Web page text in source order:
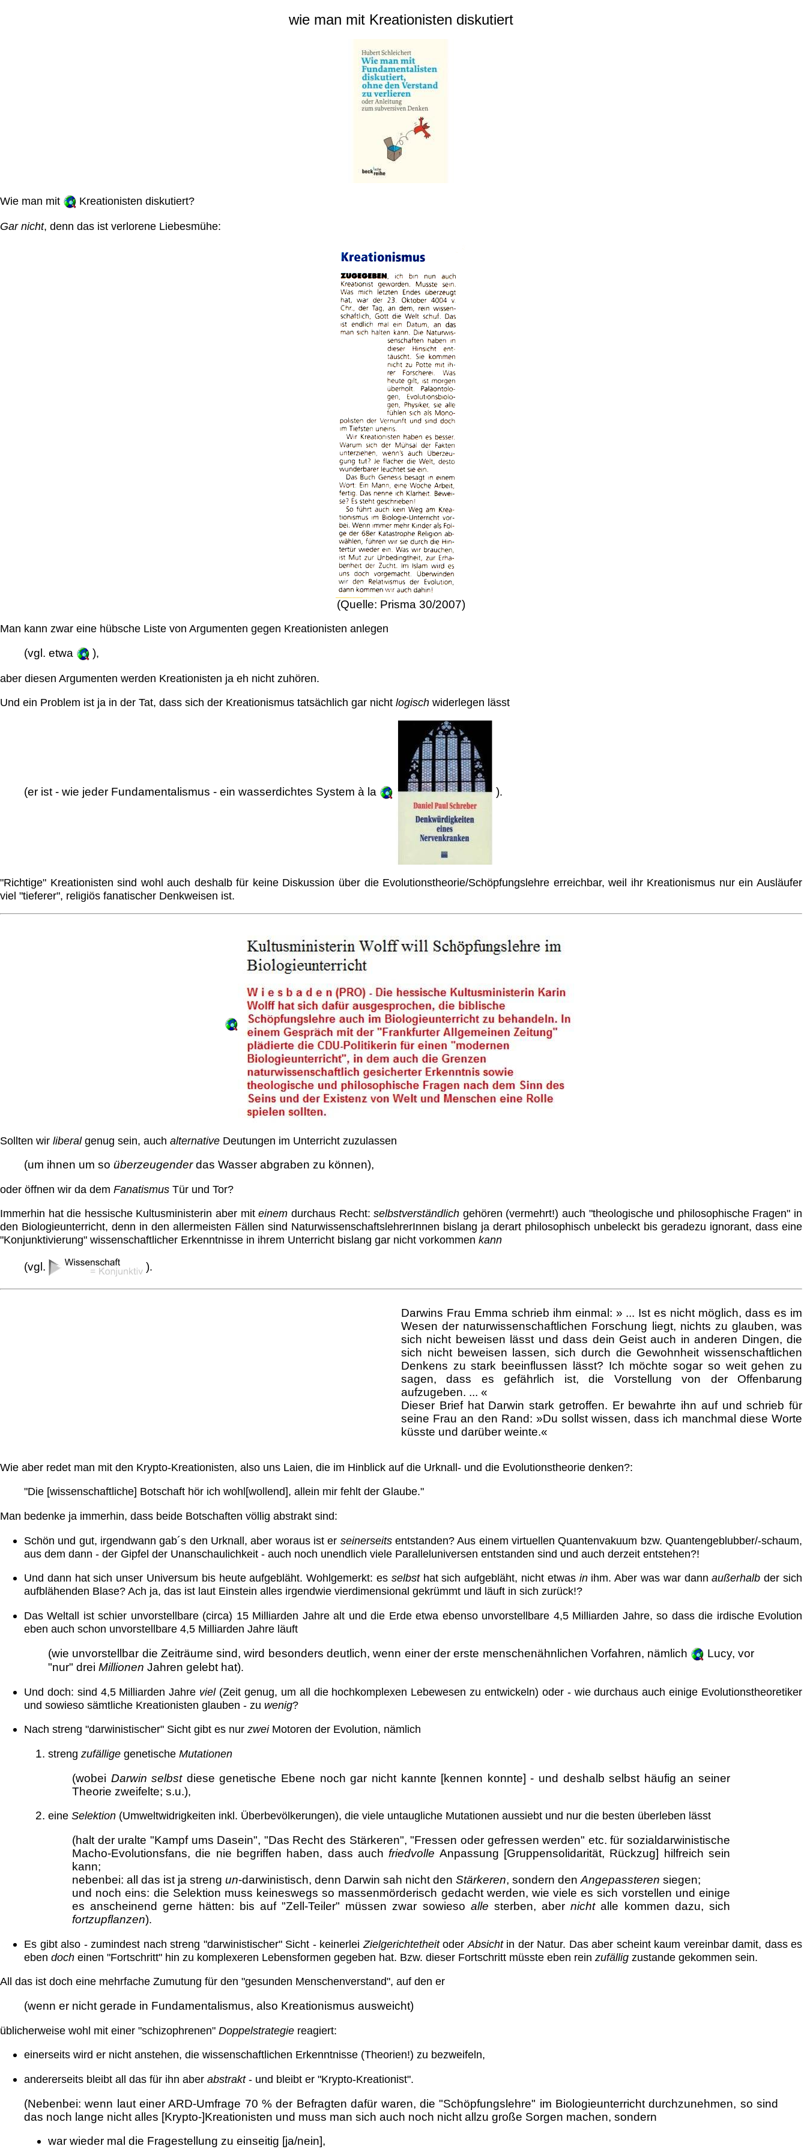
wie man mit Kreationisten diskutiert
Wie man mit Kreationisten diskutiert?
Gar nicht, denn das ist verlorene Liebesmühe:
(Quelle: Prisma 30/2007)
Man kann zwar eine hübsche Liste von Argumenten gegen Kreationisten anlegen
(vgl. etwa ),
aber diesen Argumenten werden Kreationisten ja eh nicht zuhören.
Und ein Problem ist ja in der Tat, dass sich der Kreationismus tatsächlich gar nicht logisch widerlegen lässt
(er ist - wie jeder Fundamentalismus - ein wasserdichtes System à la ).
"Richtige" Kreationisten sind wohl auch deshalb für keine Diskussion über die Evolutionstheorie/Schöpfungslehre erreichbar, weil ihr Kreationismus nur ein Ausläufer
viel "tieferer", religiös fanatischer Denkweisen ist.
Sollten wir liberalgenug sein, auch alternative Deutungen im Unterricht zuzulassen
(um ihnen um so überzeugenderdas Wasser abgraben zu können),
oder öffnen wir da dem Fanatismus Tür und Tor?
Immerhin hat die hessische Kultusministerin aber miteinem durchaus Recht:selbstverständlich gehören (vermehrt!) auch "theologische und philosophische Fragen" in
den Biologieunterricht, denn in den allermeisten Fällen sind NaturwissenschaftslehrerInnen bislang ja derart philosophisch unbeleckt bis geradezu ignorant, dass eine
"Konjunktivierung" wissenschaftlicher Erkenntnisse in ihrem Unterricht bislang gar nicht vorkommen kann
(vgl. ).
Darwins Frau Emma schrieb ihm einmal: » ... Ist es nicht möglich, dass es im
Wesen der naturwissenschaftlichen Forschung liegt, nichts zu glauben, was
sich nicht beweisen lässt und dass dein Geist auch in anderen Dingen, die
sich nicht beweisen lassen, sich durch die Gewohnheit wissenschaftlichen
Denkens zu stark beeinflussen lässt? Ich möchte sogar so weit gehen zu
sagen, dass es gefährlich ist, die Vorstellung von der Offenbarung
aufzugeben. ... «
Dieser Brief hat Darwin stark getroffen. Er bewahrte ihn auf und schrieb für
seine Frau an den Rand: »Du sollst wissen, dass ich manchmal diese Worte
küsste und darüber weinte.«
Wie aber redet man mit den Krypto-Kreationisten, also uns Laien, die im Hinblick auf die Urknall- und die Evolutionstheorie denken?:
"Die [wissenschaftliche] Botschaft hör ich wohl[wollend], allein mir fehlt der Glaube."
Man bedenke ja immerhin, dass beide Botschaften völlig abstrakt sind:
Schön und gut, irgendwann gab´s den Urknall, aber woraus ist er seinerseitsentstanden? Aus einem virtuellen Quantenvakuum bzw. Quantengeblubber/-schaum,
aus dem dann - der Gipfel der Unanschaulichkeit - auch noch unendlich viele Paralleluniversen entstanden sind und auch derzeit entstehen?!
Und dann hat sich unser Universum bis heute aufgebläht. Wohlgemerkt: es selbsthat sich aufgebläht, nicht etwas inihm. Aber was war dannaußerhalb der sich
aufblähenden Blase? Ach ja, das ist laut Einstein alles irgendwie vierdimensional gekrümmt und läuft in sich zurück!?
Das Weltall ist schier unvorstellbare (circa) 15 Milliarden Jahre alt und die Erde etwa ebenso unvorstellbare 4,5 Milliarden Jahre, so dass die irdische Evolution
eben auch schon unvorstellbare 4,5 Milliarden Jahre läuft
(wie unvorstellbar die Zeiträume sind, wird besonders deutlich, wenn einer der erste menschenähnlichen Vorfahren, nämlich
Lucy, vor
"nur" drei Millionen Jahren gelebt hat).
Und doch: sind 4,5 Milliarden Jahre viel(Zeit genug, um all die hochkomplexen Lebewesen zu entwickeln) oder - wie durchaus auch einige Evolutionstheoretiker
und sowieso sämtliche Kreationisten glauben - zu wenig?
Nach streng "darwinistischer" Sicht gibt es nur zweiMotoren der Evolution, nämlich
streng zufällige genetische Mutationen
(wobei Darwin selbstdiese genetische Ebene noch gar nicht kannte [kennen konnte] - und deshalb selbst häufig an seiner
Theorie zweifelte; s.u.),
eine Selektion (Umweltwidrigkeiten inkl. Überbevölkerungen), die viele untaugliche Mutationen aussiebt und nur die besten überleben lässt
(halt der uralte "Kampf ums Dasein", "Das Recht des Stärkeren", "Fressen oder gefressen werden" etc. für sozialdarwinistische
Macho-Evolutionsfans, die nie begriffen haben, dass auch friedvolle Anpassung [Gruppensolidarität, Rückzug] hilfreich sein
kann;
nebenbei: all das ist ja streng un-darwinistisch, denn Darwin sah nicht den Stärkeren, sondern den Angepassteren siegen;
und noch eins: die Selektion muss keineswegs so massenmörderisch gedacht werden, wie viele es sich vorstellen und einige
es anscheinend gerne hätten: bis auf "Zell-Teiler" müssen zwar sowieso alle sterben, abernichtalle kommen dazu, sich
fortzupflanzen).
Es gibt also - zumindest nach streng "darwinistischer" Sicht - keinerlei Zielgerichtetheitoder Absichtin der Natur. Das aber scheint kaum vereinbar damit, dass es
eben doch einen "Fortschritt" hin zu komplexeren Lebensformen gegeben hat. Bzw. dieser Fortschritt müsste eben rein zufällig zustande gekommen sein.
All das ist doch eine mehrfache Zumutung für den "gesunden Menschenverstand", auf den er
(wenn er nicht gerade in Fundamentalismus, also Kreationismus ausweicht)
üblicherweise wohl mit einer "schizophrenen" Doppelstrategie reagiert:
einerseits wird er nicht anstehen, die wissenschaftlichen Erkenntnisse (Theorien!) zu bezweifeln,
andererseits bleibt all das für ihn aber abstrakt- und bleibt er "Krypto-Kreationist".
(Nebenbei: wenn laut einer ARD-Umfrage 70 % der Befragten dafür waren, die "Schöpfungslehre" im Biologieunterricht durchzunehmen, so sind
das noch lange nicht alles [Krypto-]Kreationisten und muss man sich auch noch nicht allzu große Sorgen machen, sondern
war wieder mal die Fragestellung zu einseitig [ja/nein],